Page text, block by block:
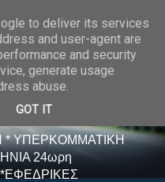
S -
* ΥΠΕΡΚΟΜΜΑΤΙΚΗ
24ωρη
to deliver its services
and user-agent are
and security
generate usage
abuse.
GOT IT